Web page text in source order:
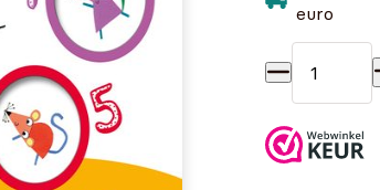
euro
Vijf slimme